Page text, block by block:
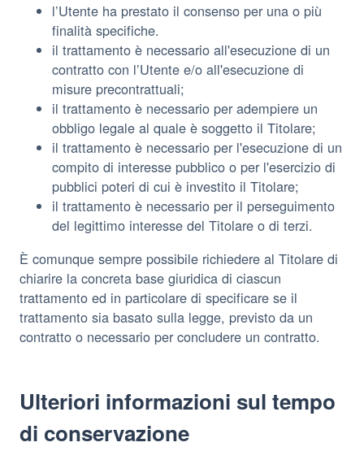
l’Utente ha prestato il consenso per una o più
finalità specifiche.
il trattamento è necessario all'esecuzione di un
contratto con l’Utente e/o all'esecuzione di
misure precontrattuali;
il trattamento è necessario per adempiere un
obbligo legale al quale è soggetto il Titolare;
il trattamento è necessario per l'esecuzione di un
compito di interesse pubblico o per l'esercizio di
pubblici poteri di cui è investito il Titolare;
il trattamento è necessario per il perseguimento
del legittimo interesse del Titolare o di terzi.
È comunque sempre possibile richiedere al Titolare di
chiarire la concreta base giuridica di ciascun
trattamento ed in particolare di specificare se il
trattamento sia basato sulla legge, previsto da un
contratto o necessario per concludere un contratto.
Ulteriori informazioni sul tempo
di conservazione